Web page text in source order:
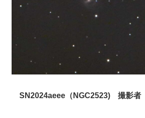
SN2024aeee（NGC2523) 撮影